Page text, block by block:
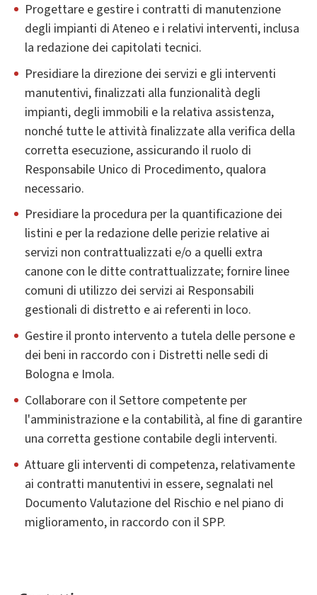
Progettare e gestire i contratti di manutenzione
degli impianti di Ateneo e i relativi interventi, inclusa
la redazione dei capitolati tecnici.
Presidiare la direzione dei servizi e gli interventi
manutentivi, finalizzati alla funzionalità degli
impianti, degli immobili e la relativa assistenza,
nonché tutte le attività finalizzate alla verifica della
corretta esecuzione, assicurando il ruolo di
Responsabile Unico di Procedimento, qualora
necessario.
Presidiare la procedura per la quantificazione dei
listini e per la redazione delle perizie relative ai
servizi non contrattualizzati e/o a quelli extra
canone con le ditte contrattualizzate; fornire linee
comuni di utilizzo dei servizi ai Responsabili
gestionali di distretto e ai referenti in loco.
Gestire il pronto intervento a tutela delle persone e
dei beni in raccordo con i Distretti nelle sedi di
Bologna e Imola.
Collaborare con il Settore competente per
l'amministrazione e la contabilità, al fine di garantire
una corretta gestione contabile degli interventi.
Attuare gli interventi di competenza, relativamente
ai contratti manutentivi in essere, segnalati nel
Documento Valutazione del Rischio e nel piano di
miglioramento, in raccordo con il SPP.